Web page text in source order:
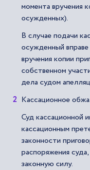
момента вручения
осужденных).
В случае подачи
осужденный
вручения копии
собственном
дела судом
Кассационное
Суд кассационной
кассационным
законности
распоряжения
законную силу.